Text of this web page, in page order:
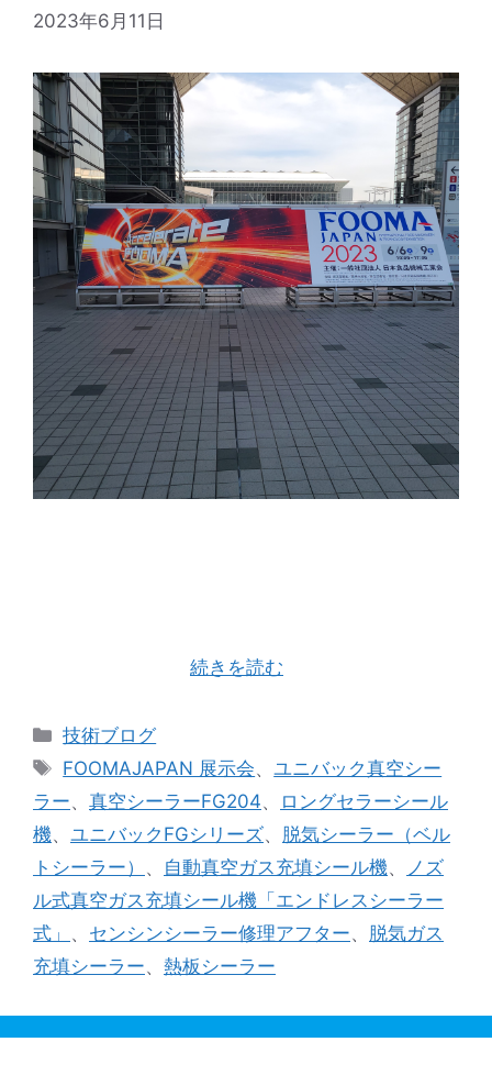
2023年6月11日
続きを読む
カ
テ
リ
ー
技術ブログ
タ
FOOMAJAPAN 展示会、ユニバック真空シー
ラー、 真空シーラーFG204、
ロングセラーシール
機、 ユニバックFGシリーズ、 脱気シーラー（ベル
トシーラー） 、 自動真空ガス充填シール機、
ノズ
ル式真空ガス充填シール機「エンドレスシーラー
式」 、 センシンシーラー修理アフター、 脱気ガス
充填シーラー、 熱板シーラー